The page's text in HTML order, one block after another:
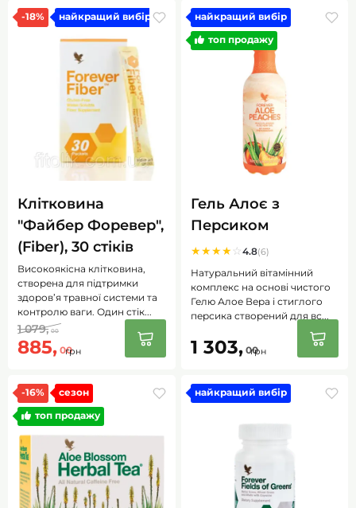
-18% найкращий вибір
Клітковина
"Файбер Форевер",
(Fiber), 30 стіків
Високоякісна клітковина,
створена для підтримки
здоров’я травної системи та
контролю ваги. Один стік...
885, 00грн
1 079, 00
найкращий вибір
топ продажу
Гель Алоє з
Персиком
★★★★☆4.8(6)
Натуральний вітамінний
комплекс на основі чистого
Гелю Алое Вера і стиглого
персика створений для вс...
1 303, 00грн
-16%
сезон
топ продажу
найкращий вибір